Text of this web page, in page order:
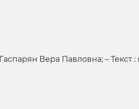
Вера Павловна; – Текст